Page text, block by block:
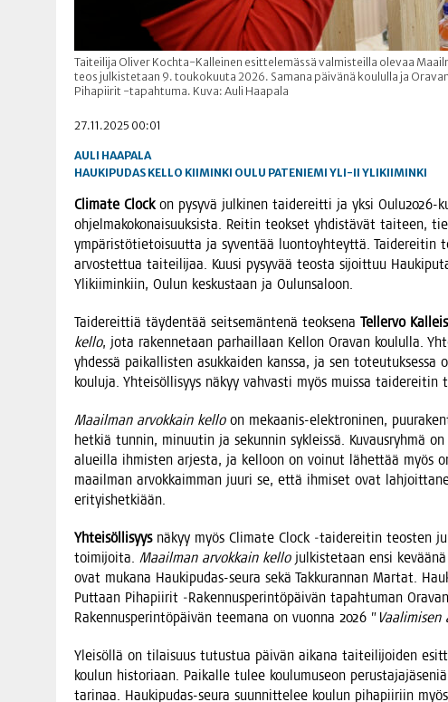
Taiteilija Oliver Kochta-Kalleinen esittelemässä valmisteilla olevaa
teos julkistetaan 9. toukokuuta 2026. Samana päivänä koululla ja
Pihapiirit -tapahtuma. Kuva: Auli Haapala
27.11.2025 00:01
AULI HAAPALA
HAUKIPUDAS KELLO KIIMINKI OULU PATENIEMI YLI-II YLIKIIMINKI
Cli­ma­te Clock on pysy­vä jul­ki­nen tai­de­reit­ti ja yksi Oulu2026-
ohjel­ma­ko­ko­nai­suuk­sis­ta. Rei­tin teok­set yhdis­tä­vät tai­teen,
ympä­ris­tö­tie­toi­suut­ta ja syven­tää luon­to­yh­teyt­tä. Tai­de­rei­tin
arvos­tet­tua tai­tei­li­jaa. Kuusi pysy­vää teos­ta sijoit­tuu
Yli­kii­min­kiin, Oulun kes­kus­taan ja Oulunsaloon.
Tai­de­reit­tiä täy­den­tää seit­se­män­te­nä teok­se­na Tel­ler­vo
kel­lo, jota raken­ne­taan par­hail­laan Kel­lon Ora­van kou­lul­la.
yhdes­sä pai­kal­lis­ten asuk­kai­den kans­sa, ja sen
kou­lu­ja. Yhtei­söl­li­syys näkyy vah­vas­ti myös muis­sa tai­de­rei­tin
Maa­il­man arvok­kain kel­loon mekaa­nis-elekt­ro­ni­nen,
het­kiä tun­nin, minuu­tin ja sekun­nin sykleis­sä. Kuvaus­ryh­mä
alueil­la ihmis­ten arjes­ta, ja kel­loon on voi­nut lähet­tää myös
maa­il­man arvok­kaim­man juu­ri se, että ihmi­set ovat
erityishetkiään.
Yhtei­söl­li­syysnäkyy myös Cli­ma­te Clock ‑tai­de­rei­tin teos­ten
toi­mi­joi­ta. Maa­il­man arvok­kain kel­lo jul­kis­te­taan ensi
ovat muka­na Hau­ki­pu­das-seu­ra sekä Tak­ku­ran­nan Mar­tat.
Put­taan Piha­pii­rit ‑Raken­nus­pe­rin­tö­päi­vän tapah­tu­man
Raken­nus­pe­rin­tö­päi­vän tee­ma­na on vuon­na 2026 ” Vaa­li­mi­sen
Ylei­söl­lä on tilai­suus tutus­tua päi­vän aika­na tai­tei­li­joi­den
kou­lun his­to­ri­aan. Pai­kal­le tulee kou­lu­museon
tari­naa. Hau­ki­pu­das-seu­ra suun­nit­te­lee kou­lun piha­pii­riin